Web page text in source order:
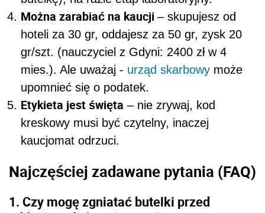
Można zarabiać na kaucji – skupujesz od
hoteli za 30 gr, oddajesz za 50 gr, zysk 20
gr/szt. (nauczyciel z Gdyni: 2400 zł w 4
mies.). Ale uważaj - urząd skarbowy może
upomnieć się o podatek.
Etykieta jest święta – nie zrywaj, kod
kreskowy musi być czytelny, inaczej
kaucjomat odrzuci.
Najczęściej zadawane pytania (FAQ)
1. Czy mogę zgniatać butelki przed